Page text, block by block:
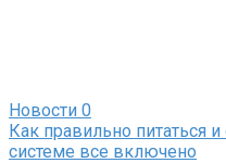
Новости 0
Как правильно питаться
системе все включено